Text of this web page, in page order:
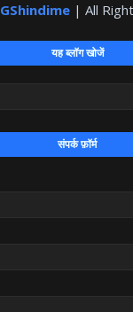
GShindime | All
यह ब्लॉग खोजें
संपर्क फ़ॉर्म